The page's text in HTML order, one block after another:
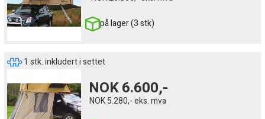
på lager (3 stk)
1 stk. inkludert i settet
NOK6.600,-
NOK5.280,-eks. mva